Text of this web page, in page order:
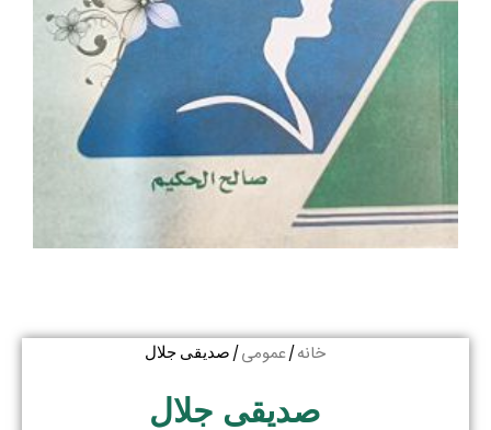
خانه/ عمومی/ صدیقی جلال
صدیقی جلال